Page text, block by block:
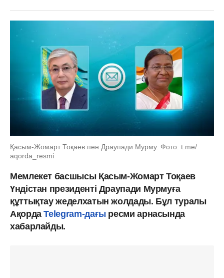
Қасым-Жомарт Тоқаев пен Драупади Мурму. Фото: t.me/
aqorda_resmi
Мемлекет басшысы Қасым-Жомарт Тоқаев
Үндістан президенті Драупади Мурмуға
құттықтау жеделхатын жолдады. Бұл туралы
АқордаTelegram-дағыресми арнасында
хабарлайды.